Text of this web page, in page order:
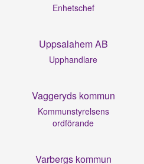
Enhetschef
Uppsalahem AB
Upphandlare
Vaggeryds kommun
Kommunstyrelsens
ordförande
Varbergs kommun